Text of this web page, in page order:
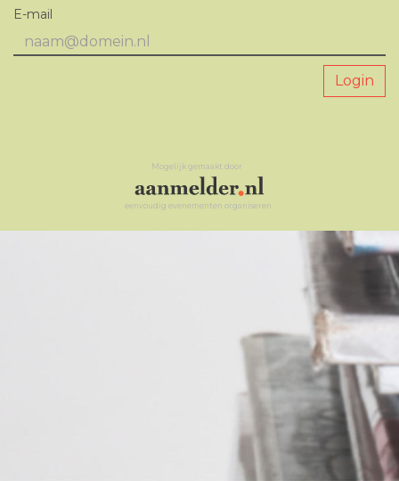
E-mail
Login
Mogelijk gemaakt door
eenvoudig evenementen organiseren